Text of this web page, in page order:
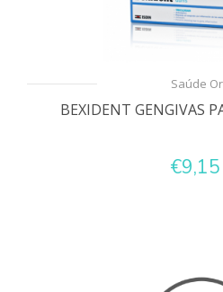
Saúde
BEXIDENT GENGIVAS
€9,15